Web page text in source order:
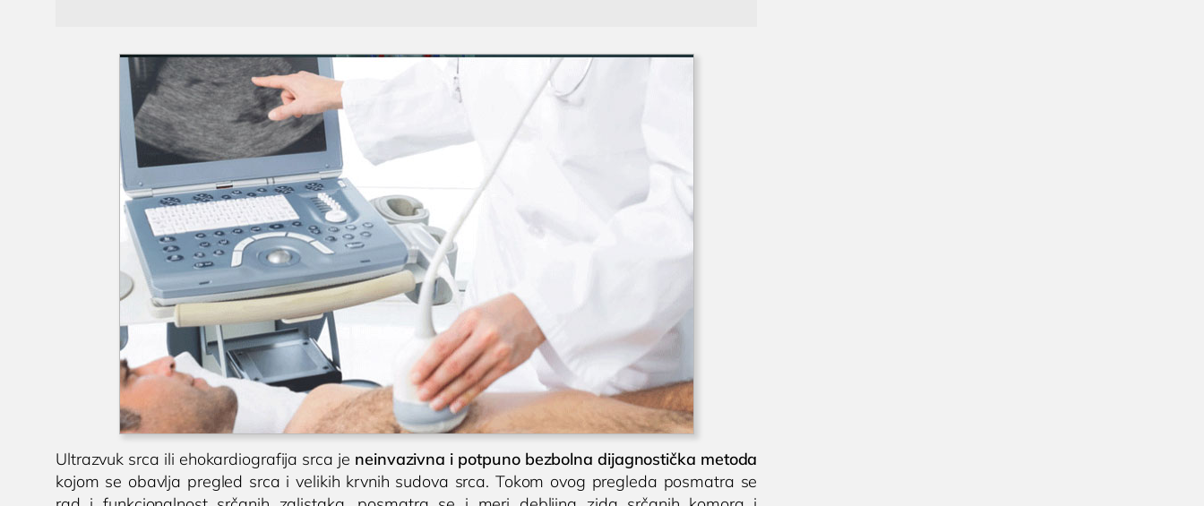
Ultrazvuk srca ili ehokardiografija srca je neinvazivna i potpuno bezbolna dijagnostička metoda
kojom se obavlja pregled srca i velikih krvnih sudova srca. Tokom ovog pregleda posmatra se